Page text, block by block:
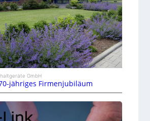
GmbH
jähriges Firmenjubiläum